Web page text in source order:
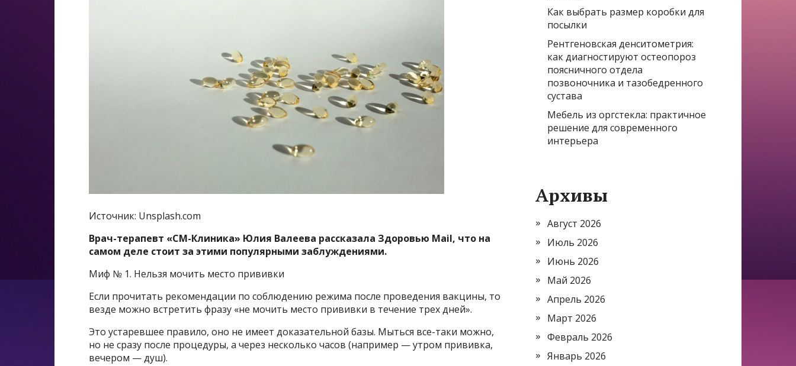
Источник: Unsplash.com
Врач-терапевт «СМ-Клиника» Юлия Валеева рассказала Здоровью Mail, что на
самом деле стоит за этими популярными заблуждениями.
Миф № 1. Нельзя мочить место прививки
Если прочитать рекомендации по соблюдению режима после проведения вакцины, то
везде можно встретить фразу «не мочить место прививки в течение трех дней».
Это устаревшее правило, оно не имеет доказательной базы. Мыться все-таки можно,
но не сразу после процедуры, а через несколько часов (например — утром прививка,
вечером — душ).
Как выбрать размер коробки для
посылки
Рентгеновская денситометрия:
как диагностируют остеопороз
поясничного отдела
позвоночника и тазобедренного
сустава
Мебель из оргстекла: практичное
решение для современного
интерьера
Архивы
Август 2026
Июль 2026
Июнь 2026
Май 2026
Апрель 2026
Март 2026
Февраль 2026
Январь 2026